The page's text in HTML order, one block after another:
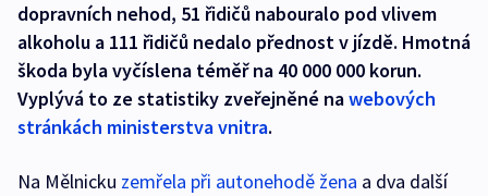
dopravních nehod, 51 řidičů nabouralo pod vlivem
alkoholu a 111 řidičů nedalo přednost v jízdě. Hmotná
škoda byla vyčíslena téměř na 40 000 000 korun.
Vyplývá to ze statistiky zveřejněné nawebových
stránkách ministerstva vnitra.
Na Mělnicku zemřela při autonehodě žena a dva další